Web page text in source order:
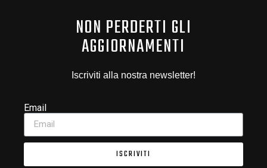
NON PERDERTI GLI
AGGIORNAMENTI
Iscriviti alla nostra newsletter!
Email
ISCRIVITI